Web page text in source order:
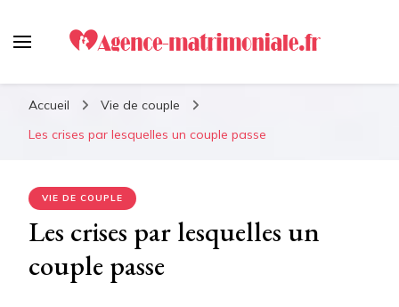
Agence-matrimoniale.fr :
Le meilleur guide pour
retrouver votre âme soeur !
Accueil
Vie de couple
Les crises par lesquelles un couple passe
VIE DE COUPLE
Les crises par lesquelles un
couple passe